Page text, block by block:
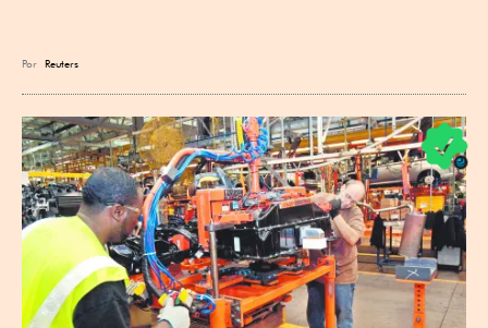
Por Reuters